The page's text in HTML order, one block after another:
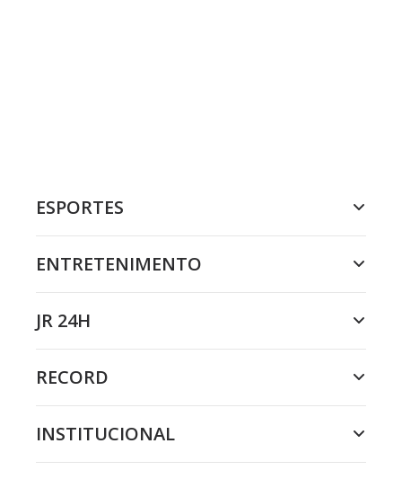
ESPORTES
ENTRETENIMENTO
JR 24H
RECORD
INSTITUCIONAL